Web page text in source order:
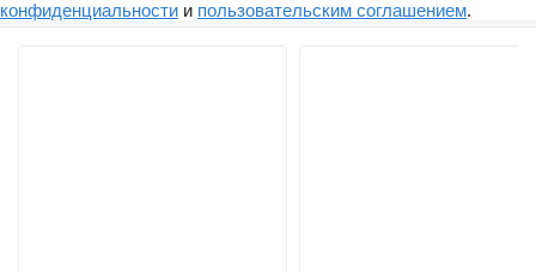
конфиденциальности и пользовательским соглашением.